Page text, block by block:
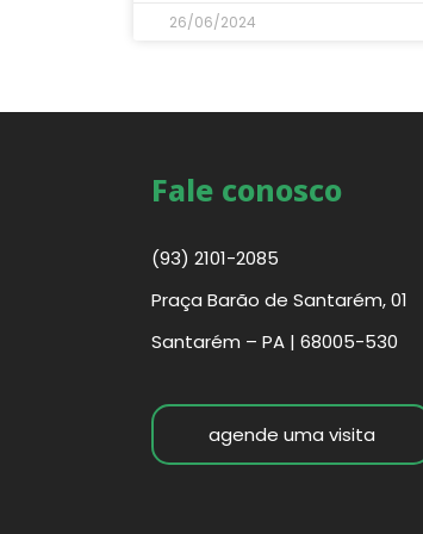
26/06/2024
Fale conosco
(93) 2101-2085
Praça Barão de Santarém, 01
Santarém – PA | 68005-530
agende uma visita